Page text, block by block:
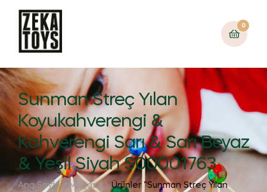
0
Sunman Streç Yılan
Koyukahverengi &
Kahverengi Sarı & Sarı Beyaz
& Yeşil Siyah S00001763
Ana Sayfa Mağaza
Ürünler “Sunman Streç Yılan